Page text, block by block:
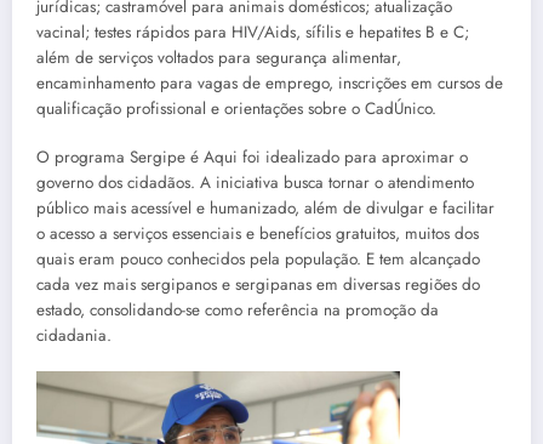
jurídicas; castramóvel para animais domésticos; atualização
vacinal; testes rápidos para HIV/Aids, sífilis e hepatites B e C;
além de serviços voltados para segurança alimentar,
encaminhamento para vagas de emprego, inscrições em cursos de
qualificação profissional e orientações sobre o CadÚnico.
O programa Sergipe é Aqui foi idealizado para aproximar o
governo dos cidadãos. A iniciativa busca tornar o atendimento
público mais acessível e humanizado, além de divulgar e facilitar
o acesso a serviços essenciais e benefícios gratuitos, muitos dos
quais eram pouco conhecidos pela população. E tem alcançado
cada vez mais sergipanos e sergipanas em diversas regiões do
estado, consolidando-se como referência na promoção da
cidadania.